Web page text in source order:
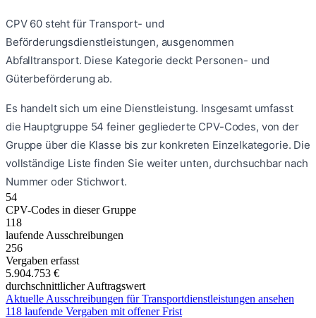
CPV 60 steht für Transport- und
Beförderungsdienstleistungen, ausgenommen
Abfalltransport. Diese Kategorie deckt Personen- und
Güterbeförderung ab.
Es handelt sich um eine Dienstleistung. Insgesamt umfasst
die Hauptgruppe 54 feiner gegliederte CPV-Codes, von der
Gruppe über die Klasse bis zur konkreten Einzelkategorie. Die
vollständige Liste finden Sie weiter unten, durchsuchbar nach
Nummer oder Stichwort.
54
CPV-Codes in dieser Gruppe
118
laufende Ausschreibungen
256
Vergaben erfasst
5.904.753 €
durchschnittlicher Auftragswert
Aktuelle Ausschreibungen fürTransportdienstleistungen ansehen
118 laufende Vergaben mit offener Frist